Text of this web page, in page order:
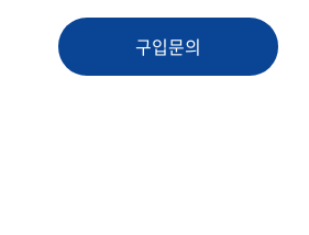
구입문의